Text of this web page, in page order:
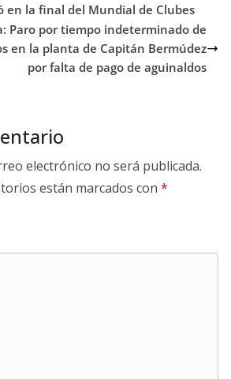
en la final del Mundial de Clubes
Paro por tiempo indeterminado de
en la planta de Capitán Bermúdez
por falta de pago de aguinaldos
electrónico no será publicada.
están marcados con *